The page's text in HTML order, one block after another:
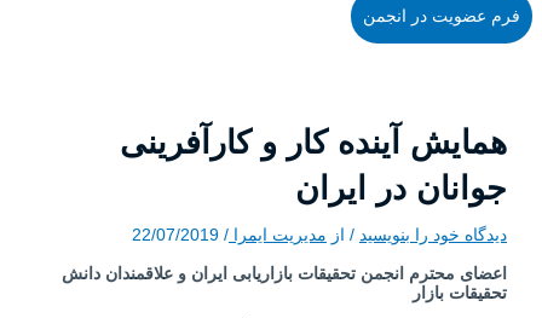
فرم عضویت در انجمن
همایش آینده کار و کارآفرینی
جوانان در ایران
دیدگاه‌ خود را بنویسید / از مدیریت ایمرا/
22/07/2019
اعضای محترم انجمن تحقیقات بازاریابی ایران و علاقمندان دانش
تحقیقات بازار